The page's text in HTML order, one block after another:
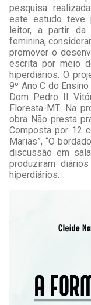
pesquisa
este estudo teve
leitor, a partir da
feminina,
promover o
escrita por meio
hiperdiários. O
9º Ano C do
Dom Pedro II
Floresta-MT. Na
obra Não presta
Composta por 12
Marias”, “O
discussão em
produziram
hiperdiários.